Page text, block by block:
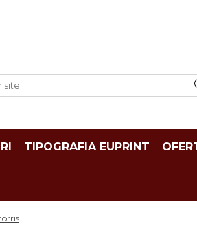
TIPOGRAFIA EUPRINT